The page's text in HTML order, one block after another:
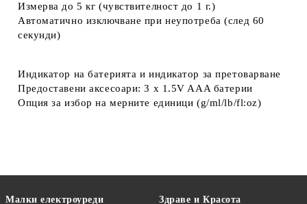
Измерва до 5 кг (чувствителност до 1 г.)
Автоматично изключване при неупотреба (след 60
секунди)
Индикатор на батерията и индикатор за претоварване
Предоставени аксесоари: 3 x 1.5V AAA батерии
Опция за избор на мерните единици (g/ml/lb/fl:oz)
Малки електроуреди Здраве и Красота